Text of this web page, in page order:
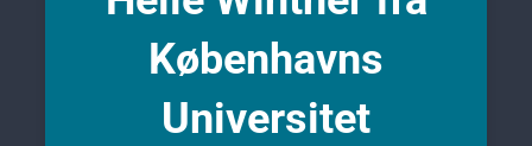
Københavns
Universitet